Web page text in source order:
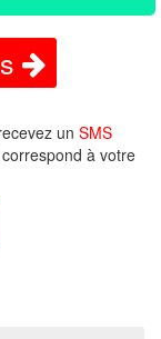
un SMS
à votre